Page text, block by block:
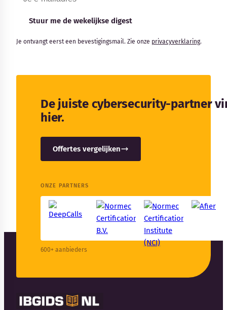
Stuur me de wekelijkse digest
Je ontvangt eerst een bevestigingsmail. Zie onze privacyverklaring.
De juiste cybersecurity-partner
hier.
Offertes vergelijken
ONZE PARTNERS
600+ aanbieders